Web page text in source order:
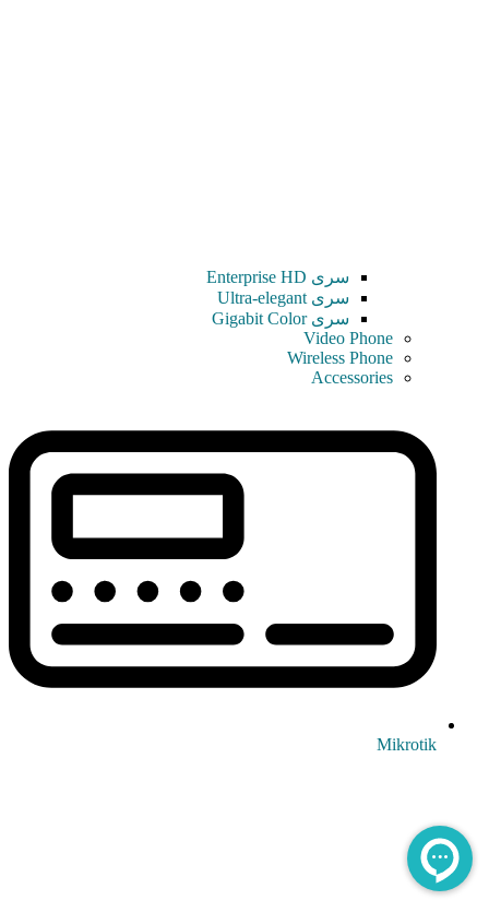
سری Enterprise HD
سری Ultra-elegant
سری Gigabit Color
Video Phone
Wireless Phone
Accessories
Mikrotik